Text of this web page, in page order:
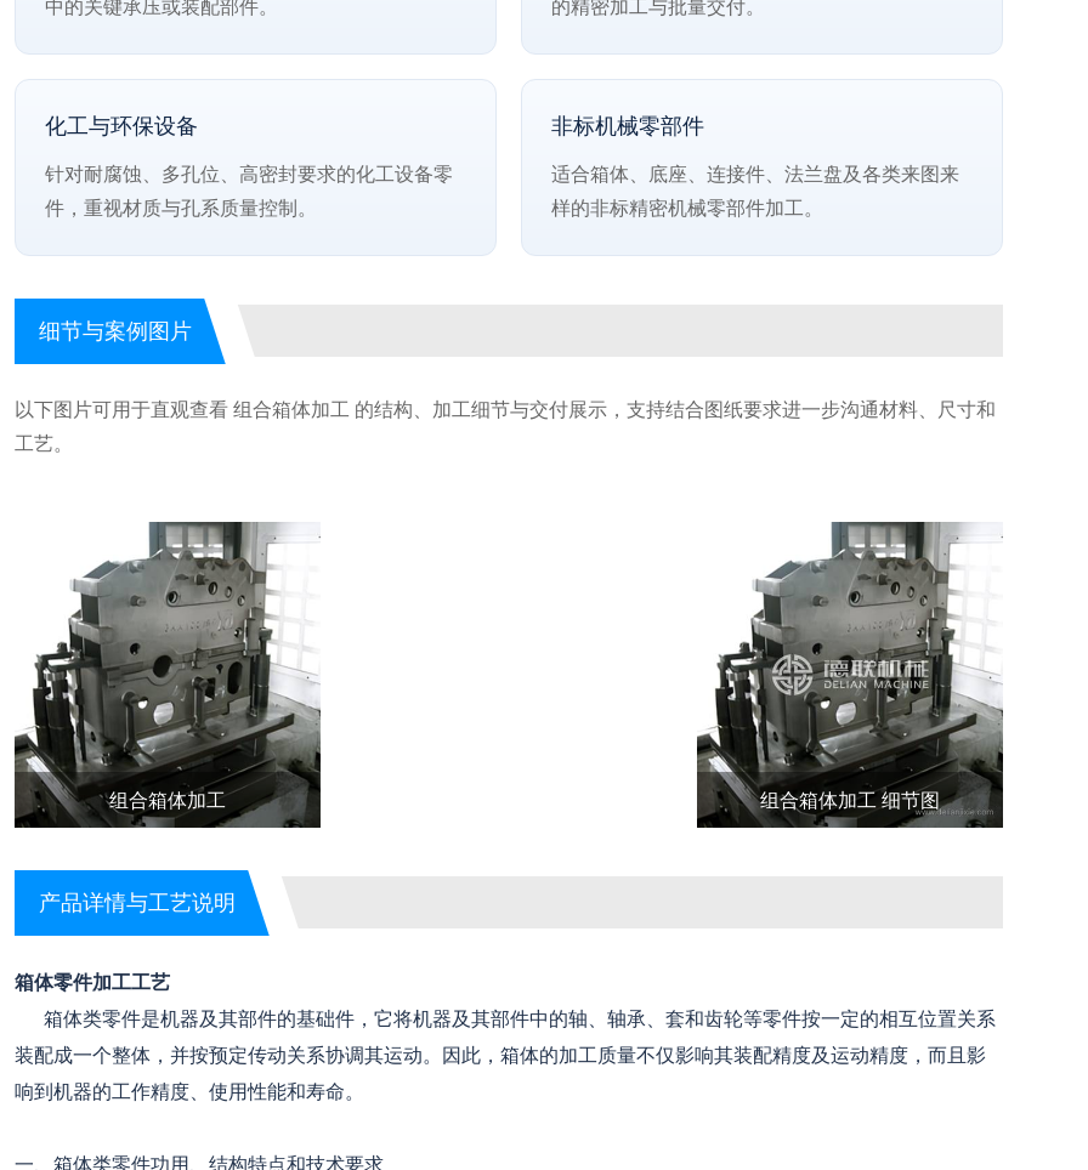
中的关键承压或装配部件。
的精密加工与批量交付。
化工与环保设备
针对耐腐蚀、多孔位、高密封要求的化工设备零
件，重视材质与孔系质量控制。
非标机械零部件
适合箱体、底座、连接件、法兰盘及各类来图来
样的非标精密机械零部件加工。
细节与案例图片
以下图片可用于直观查看 组合箱体加工 的结构、加工细节与交付展示，支持结合图纸要求进一步沟通材料、尺寸和
工艺。
组合箱体加工 组合箱体加工 细节图
产品详情与工艺说明
箱体零件加工工艺
箱体类零件是机器及其部件的基础件，它将机器及其部件中的轴、轴承、套和齿轮等零件按一定的相互位置关系
装配成一个整体，并按预定传动关系协调其运动。因此，箱体的加工质量不仅影响其装配精度及运动精度，而且影
响到机器的工作精度、使用性能和寿命。
一、箱体类零件功用、结构特点和技术要求